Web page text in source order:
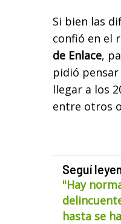
Si bien las
confió en el
de Enlace,
pidió
llegar a los
entre otros
Seguí
"Hay
hasta se